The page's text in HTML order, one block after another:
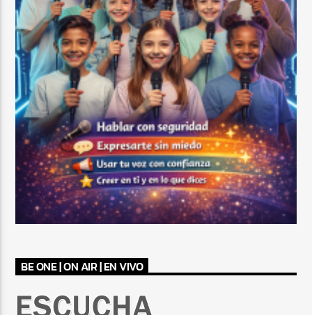
BE ONE | ON AIR | EN VIVO